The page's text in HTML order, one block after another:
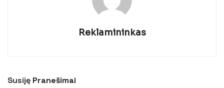
Reklamininkas
Susiję Pranešimai